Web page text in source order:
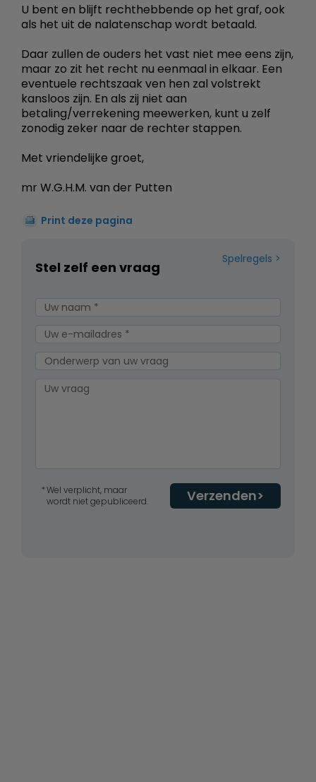
U bent en blijft rechthebbende op het graf, ook
als het uit de nalatenschap wordt betaald.
Daar zullen de ouders het vast niet mee eens zijn,
maar zo zit het recht nu eenmaal in elkaar. Een
eventuele rechtszaak ven hen zal volstrekt
kansloos zijn. En als zij niet aan
betaling/verrekening meewerken, kunt u zelf
zonodig zeker naar de rechter stappen.
Met vriendelijke groet,
mr W.G.H.M. van der Putten
Print deze pagina
Spelregels
Stel zelf een vraag
Verzenden
Wel verplicht, maar
wordt niet gepubliceerd.